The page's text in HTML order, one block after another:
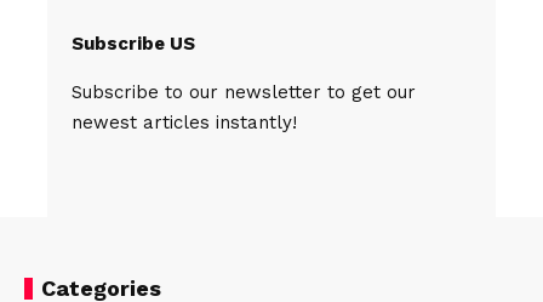
Subscribe US
Subscribe to our newsletter to get our
newest articles instantly!
Categories